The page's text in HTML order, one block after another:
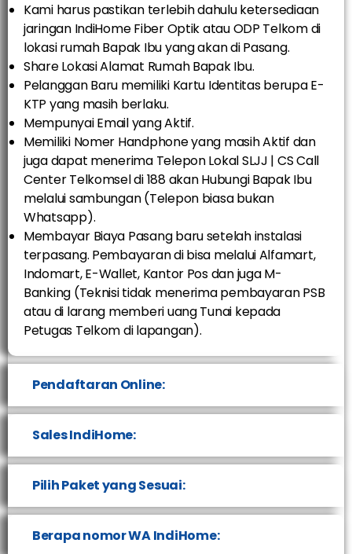
Kami harus pastikan terlebih dahulu ketersediaan
jaringan IndiHome Fiber Optik atau ODP Telkom di
lokasi rumah Bapak Ibu yang akan di Pasang.
Share Lokasi Alamat Rumah Bapak Ibu.
Pelanggan Baru memiliki Kartu Identitas berupa E-
KTP yang masih berlaku.
Mempunyai Email yang Aktif.
Memiliki Nomer Handphone yang masih Aktif dan
juga dapat menerima Telepon Lokal SLJJ | CS Call
Center Telkomsel di 188 akan Hubungi Bapak Ibu
melalui sambungan (Telepon biasa bukan
Whatsapp).
Membayar Biaya Pasang baru setelah instalasi
terpasang. Pembayaran di bisa melalui Alfamart,
Indomart, E-Wallet, Kantor Pos dan juga M-
Banking (Teknisi tidak menerima pembayaran PSB
atau di larang memberi uang Tunai kepada
Petugas Telkom di lapangan).
Pendaftaran Online:
Sales IndiHome:
Pilih Paket yang Sesuai:
Berapa nomor WA IndiHome: